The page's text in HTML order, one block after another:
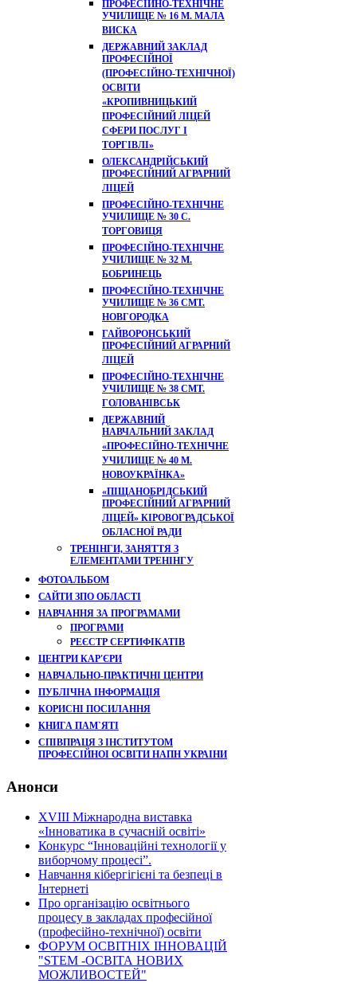
ПРОФЕСІЙНО-ТЕХНІЧНЕ
УЧИЛИЩЕ № 16 М. МАЛА
ВИСКА
ДЕРЖАВНИЙ ЗАКЛАД
ПРОФЕСІЙНОЇ
(ПРОФЕСІЙНО-ТЕХНІЧНОЇ)
ОСВІТИ
«КРОПИВНИЦЬКИЙ
ПРОФЕСІЙНИЙ ЛІЦЕЙ
СФЕРИ ПОСЛУГ І
ТОРГІВЛІ»
ОЛЕКСАНДРІЙСЬКИЙ
ПРОФЕСІЙНИЙ АГРАРНИЙ
ЛІЦЕЙ
ПРОФЕСІЙНО-ТЕХНІЧНЕ
УЧИЛИЩЕ № 30 С.
ТОРГОВИЦЯ
ПРОФЕСІЙНО-ТЕХНІЧНЕ
УЧИЛИЩЕ № 32 М.
БОБРИНЕЦЬ
ПРОФЕСІЙНО-ТЕХНІЧНЕ
УЧИЛИЩЕ № 36 СМТ.
НОВГОРОДКА
ГАЙВОРОНСЬКИЙ
ПРОФЕСІЙНИЙ АГРАРНИЙ
ЛІЦЕЙ
ПРОФЕСІЙНО-ТЕХНІЧНЕ
УЧИЛИЩЕ № 38 СМТ.
ГОЛОВАНІВСЬК
ДЕРЖАВНИЙ
НАВЧАЛЬНИЙ ЗАКЛАД
«ПРОФЕСІЙНО-ТЕХНІЧНЕ
УЧИЛИЩЕ № 40 М.
НОВОУКРАЇНКА»
«ПІЩАНОБРІДСЬКИЙ
ПРОФЕСІЙНИЙ АГРАРНИЙ
ЛІЦЕЙ» КІРОВОГРАДСЬКОЇ
ОБЛАСНОЇ РАДИ
ТРЕНІНГИ, ЗАНЯТТЯ З
ЕЛЕМЕНТАМИ ТРЕНІНГУ
ФОТОАЛЬБОМ
САЙТИ ЗПО ОБЛАСТІ
НАВЧАННЯ ЗА ПРОГРАМАМИ
ПРОГРАМИ
РЕЄСТР СЕРТИФІКАТІВ
ЦЕНТРИ КАР'ЄРИ
НАВЧАЛЬНО-ПРАКТИЧНІ ЦЕНТРИ
ПУБЛІЧНА ІНФОРМАЦІЯ
КОРИСНІ ПОСИЛАННЯ
КНИГА ПАМ`ЯТІ
СПІВПРАЦЯ З ІНСТИТУТОМ
ПРОФЕСІЙНОІ ОСВІТИ НАПН УКРАІНИ
Анонси
XVIII Міжнародна виставка
«Інноватика в сучасній освіті»
Конкурс “Інноваційні технології у
виборчому процесі”.
Навчання кібергігієні та безпеці в
Інтернеті
Про організацію освітнього
процесу в закладах професійної
(професійно-технічної) освіти
ФОРУМ ОСВІТНІХ ІННОВАЦІЙ
"STEM -ОСВІТА НОВИХ
МОЖЛИВОСТЕЙ"